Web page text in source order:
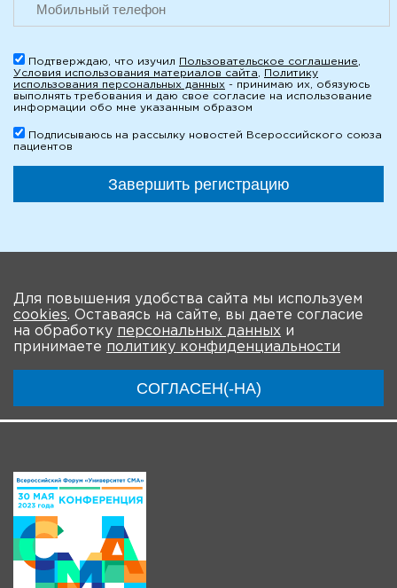
Подтверждаю, что изучил Пользовательское соглашение,
Условия использования материалов сайта,
Политику
использования персональных данных - принимаю их, обязуюсь
выполнять требования и даю свое согласие на использование
информации обо мне указанным образом
Подписываюсь на рассылку новостей Всероссийского союза
пациентов
Завершить регистрацию
Для повышения удобства сайта мы используем
cookies. Оставаясь на сайте, вы даете согласие
на обработку персональных данных и
принимаете политику конфиденциальности
СОГЛАСЕН(-НА)
О мероприятии Программа Участники